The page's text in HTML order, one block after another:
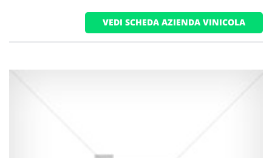
VEDI SCHEDA AZIENDA VINICOLA